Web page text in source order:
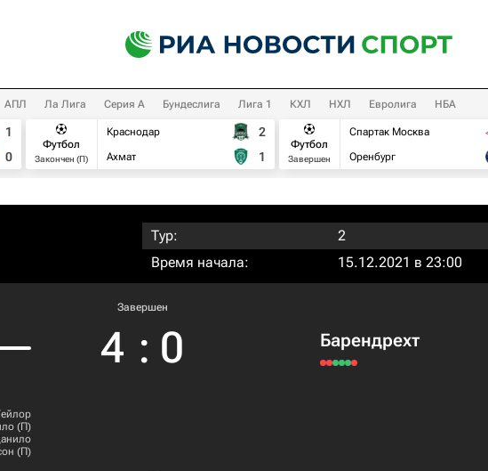
АПЛ Ла Лига Серия А Бундеслига Лига 1 КХЛ НХЛ Евролига НБА
1
0
Футбол
Закончен (П)
Краснодар
Ахмат
2
1
Футбол
Завершен
Спартак Москва
Оренбург
Тур:
2
Время начала:
15.12.2021 в 23:00
Завершен
4 : 0 Барендрехт
(П)
(П)